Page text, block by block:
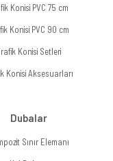
Konisi PVC 75 cm
Konisi PVC 90 cm
Konisi Setleri
Konisi Aksesuarları
Dubalar
Sınır Elemanı